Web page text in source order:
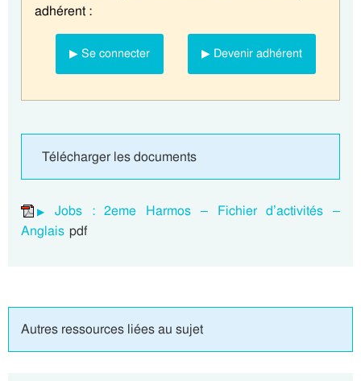
adhérent :
▶ Se connecter ▶ Devenir adhérent
Télécharger les documents
Jobs : 2eme Harmos – Fichier d’activités –
Anglais pdf
Autres ressources liées au sujet